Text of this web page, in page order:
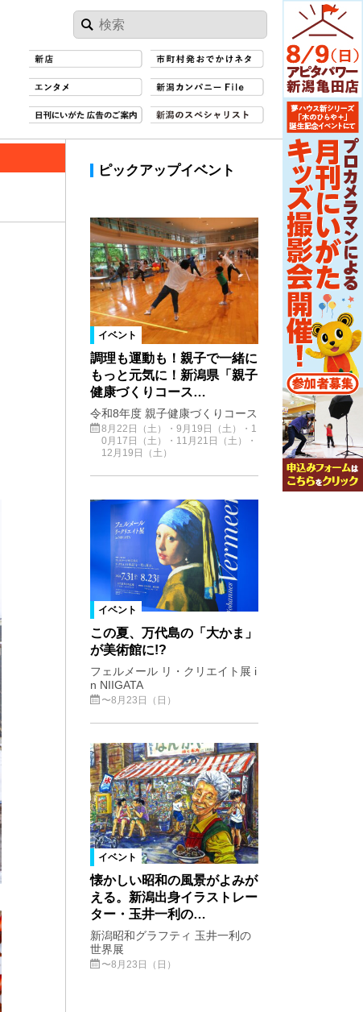
ピックアップイベント
イベント
調理も運動も！親子で一緒に
もっと元気に！新潟県「親子
健康づくりコース…
令和8年度 親子健康づくりコース
8月22日（土）・9月19日（土）・1
0月17日（土）・11月21日（土）・
12月19日（土）
イベント
この夏、万代島の「大かま」
が美術館に!?
フェルメール リ・クリエイト展 i
n NIIGATA
〜8月23日（日）
イベント
懐かしい昭和の風景がよみが
える。新潟出身イラストレー
ター・玉井一利の…
新潟昭和グラフティ 玉井一利の
世界展
〜8月23日（日）